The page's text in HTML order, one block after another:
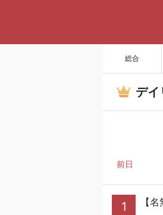
総合
デイ
前日
1 【